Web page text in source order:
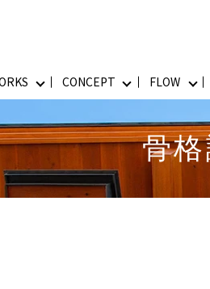
CONCEPT FLOW
骨